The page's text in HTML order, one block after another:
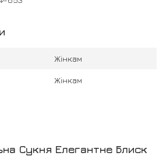
Жінкам
Жінкам
Сукня Елегантне Блиск